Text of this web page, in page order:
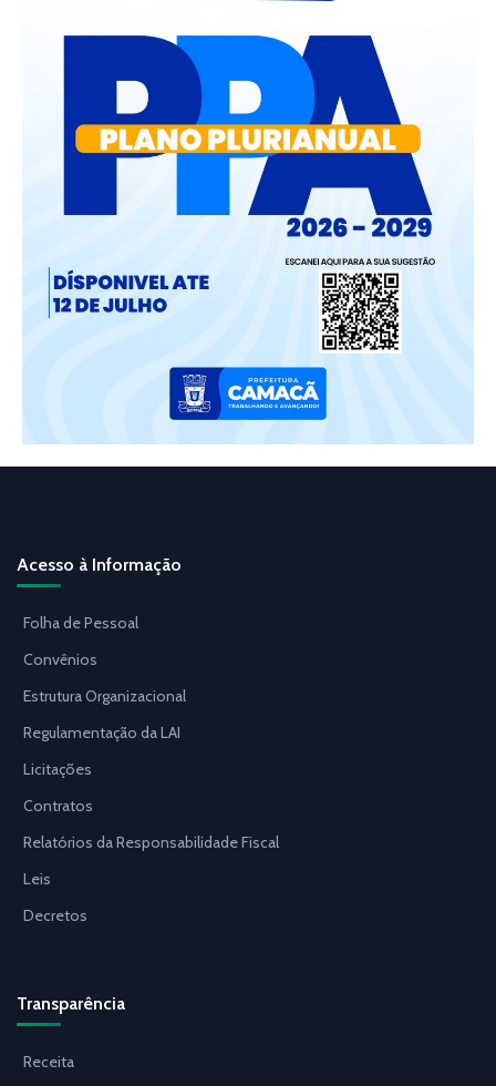
Acesso à Informação
Folha de Pessoal
Convênios
Estrutura Organizacional
Regulamentação da LAI
Licitações
Contratos
Relatórios da Responsabilidade Fiscal
Leis
Decretos
Transparência
Receita